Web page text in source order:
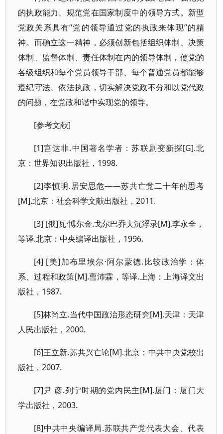
的执政能力、规范党在国家制度中的领导方式。新型
党政关系具有“党的领导通过党的执政来体现”的精
神。而确立这一精神，必须创新包括组织体制、决策
体制、监督体制、责任体制在内的领导体制，使党的
各级组织和每个党员领导干部、每个普通党员都能够
遵纪守法、依法执政，切实解决党政不分和以党代政
的问题，在党政和谐中实现党的领导。
[参考文献]
[1]宫达非.中国著名学者：苏联剧变新探[G].北
京：世界知识出版社，1998.
[2]李慎明.居安思危——苏共亡党二十年的思考
[M].北京：社会科学文献出版社，2011.
[3] [俄]瓦·博尔金.戈尔巴乔夫沉浮录[M].李永全，
等译.北京：中央编译出版社，1996.
[4] [美]加布里埃尔·阿尔蒙德.比较政治学：体
系、过程和政策[M].曹沛霖，等译.上海：上海译文出
版社，1987.
[5]林尚立.当代中国政治形态研究[M].天津：天津
人民出版社，2000.
[6]王立新.苏共兴亡论[M].北京：中共中央党校出
版社，2007.
[7]尹 彦.列宁时期的党内民主[M].厦门：厦门大
学出版社，2003.
[8]中共中央编译局.苏联共产党代表大会、代表